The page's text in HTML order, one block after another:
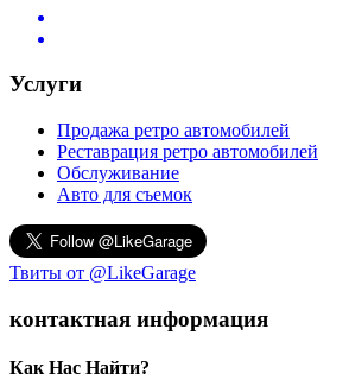
Услуги
Продажа ретро автомобилей
Реставрация ретро автомобилей
Обслуживание
Авто для съемок
Твиты от @LikeGarage
контактная информация
Как Нас Найти?